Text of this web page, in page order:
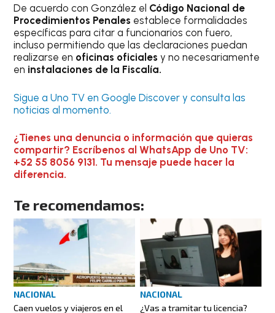
De acuerdo con González el Código Nacional de
Procedimientos Penales establece formalidades
específicas para citar a funcionarios con fuero,
incluso permitiendo que las declaraciones puedan
realizarse en oficinas oficiales y no necesariamente
en instalaciones de la Fiscalía.
Sigue a Uno TV en Google Discover y consulta las
noticias al momento.
¿Tienes una denuncia o información que quieras
compartir? Escríbenos al WhatsApp de Uno TV:
+52 55 8056 9131. Tu mensaje puede hacer la
diferencia.
Te recomendamos:
NACIONAL
Caen vuelos y viajeros en el
NACIONAL
¿Vas a tramitar tu licencia?